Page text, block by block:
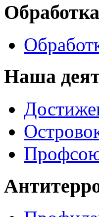
Наша